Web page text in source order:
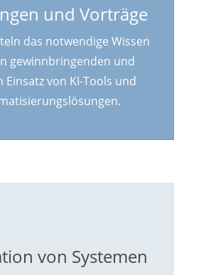
und Vorträge
das notwendige Wissen
gewinnbringenden und
Einsatz von KI-Tools und
von Systemen